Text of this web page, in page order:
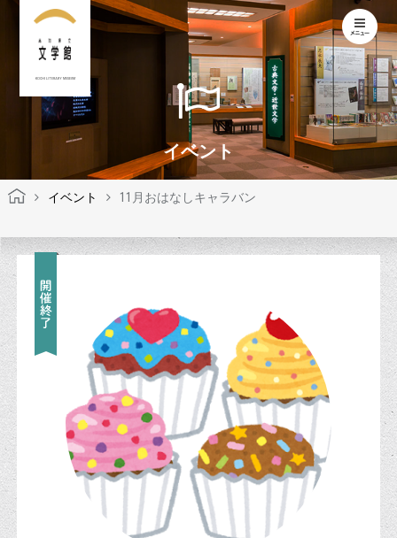
KOCHI LITERARY MUSEUM
イベント
イベント 11月おはなしキャラバン